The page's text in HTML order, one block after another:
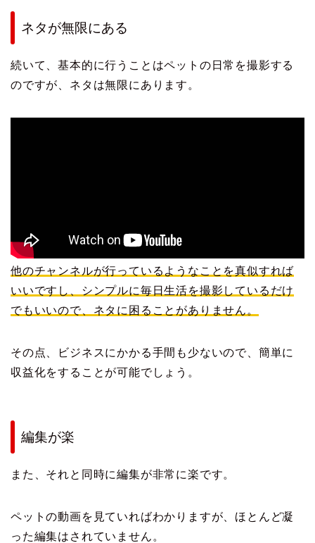
ネタが無限にある
続いて、基本的に行うことはペットの日常を撮影する
のですが、ネタは無限にあります。
他のチャンネルが行っているようなことを真似すれば
いいですし、シンプルに毎日生活を撮影しているだけ
でもいいので、ネタに困ることがありません。
その点、ビジネスにかかる手間も少ないので、簡単に
収益化をすることが可能でしょう。
編集が楽
また、それと同時に編集が非常に楽です。
ペットの動画を見ていればわかりますが、ほとんど凝
った編集はされていません。